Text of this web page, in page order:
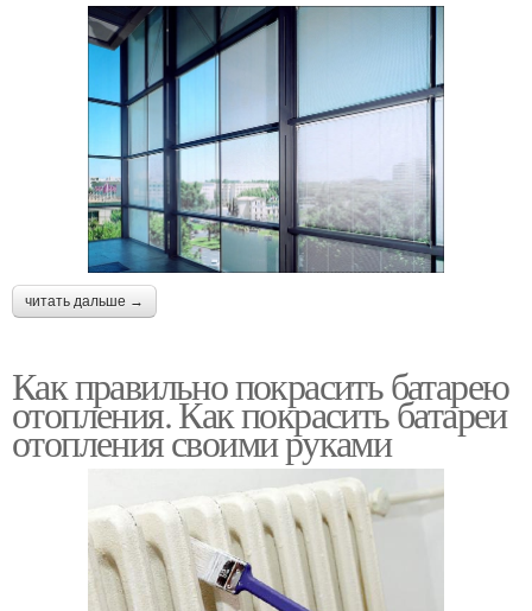
читать дальше →
Как правильно покрасить батарею
отопления. Как покрасить батареи
отопления своими руками